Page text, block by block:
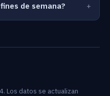
de semana?
Los datos se actualizan